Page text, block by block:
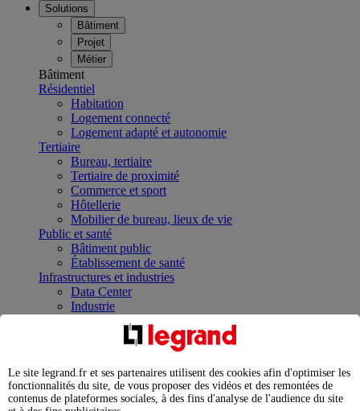
Solutions
Bâtiment
Projet
Métier
Bâtiment
Résidentiel
Habitation
Logement connecté
Logement adapté et autonomie
Tertiaire
Bureau, tertiaire
Tertiaire de proximité
Commerce et sport
Hôtellerie
Mobilier de bureau, lieux de vie
Public et santé
Bâtiment public
Établissement de santé
Infrastructures et industries
Data Center
Industrie
Infrastructures
Contrôler et planifier le fonctionnement des appareils
Répartir et optimiser son tableau électrique
Legrand Data Center Solutions : concentrer les
expertises au service de vos performances
Le site legrand.fr et ses partenaires utilisent des cookies afin d'optimiser les
fonctionnalités du site, de vous proposer des vidéos et des remontées de
contenus de plateformes sociales, à des fins d'analyse de l'audience du site